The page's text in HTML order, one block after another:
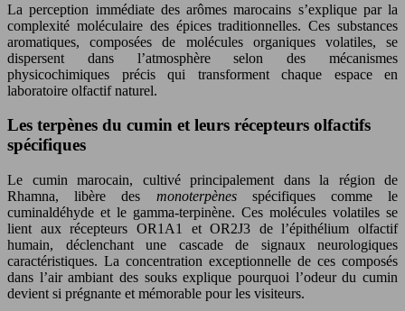
La perception immédiate des arômes marocains s’explique par la
complexité moléculaire des épices traditionnelles. Ces substances
aromatiques, composées de molécules organiques volatiles, se
dispersent dans l’atmosphère selon des mécanismes
physicochimiques précis qui transforment chaque espace en
laboratoire olfactif naturel.
Les terpènes du cumin et leurs récepteurs olfactifs
spécifiques
Le cumin marocain, cultivé principalement dans la région de
Rhamna, libère des monoterpènesspécifiques comme le
cuminaldéhyde et le gamma-terpinène. Ces molécules volatiles se
lient aux récepteurs OR1A1 et OR2J3 de l’épithélium olfactif
humain, déclenchant une cascade de signaux neurologiques
caractéristiques. La concentration exceptionnelle de ces composés
dans l’air ambiant des souks explique pourquoi l’odeur du cumin
devient si prégnante et mémorable pour les visiteurs.